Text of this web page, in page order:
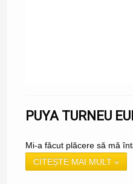
PUYA TURNEU
Mi-a făcut plăcere să mă
CITEȘTE MAI MULT »